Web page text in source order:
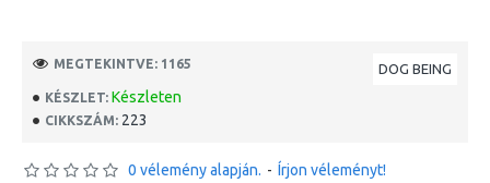
KÉSZLET: Készleten
CIKKSZÁM: 223
DOG BEING
MEGTEKINTVE: 1165
0 vélemény alapján. - Írjon véleményt!